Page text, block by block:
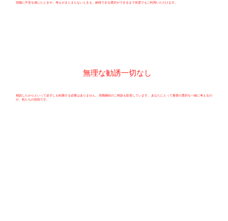
現職に不安を感じたときや、考えがまとまらないときも、納得できる選択ができるまで何度でもご利用いただけます。
無理な勧誘一切なし
相談したからといって必ずしも転職する必要はありません。 現職継続のご相談も歓迎しています。 あなたにとって最善の選択を一緒に考えるの
が、私たちの役割です。